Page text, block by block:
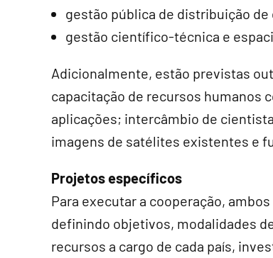
gestão pública de distribuição de
gestão científico-técnica e
Adicionalmente, estão previstas
capacitação de recursos humanos
aplicações; intercâmbio de
imagens de satélites existentes e
Projetos específicos
Para executar a cooperação,
definindo objetivos, modalidades
recursos a cargo de cada país,